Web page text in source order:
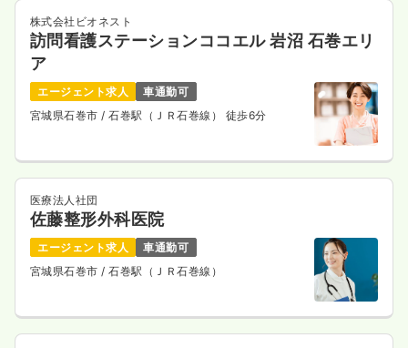
株式会社ビオネスト
訪問看護ステーションココエル 岩沼 石巻エリ
ア
エージェント求人
車通勤可
宮城県石巻市 / 石巻駅（ＪＲ石巻線） 徒歩6分
医療法人社団
佐藤整形外科医院
エージェント求人
車通勤可
宮城県石巻市 / 石巻駅（ＪＲ石巻線）